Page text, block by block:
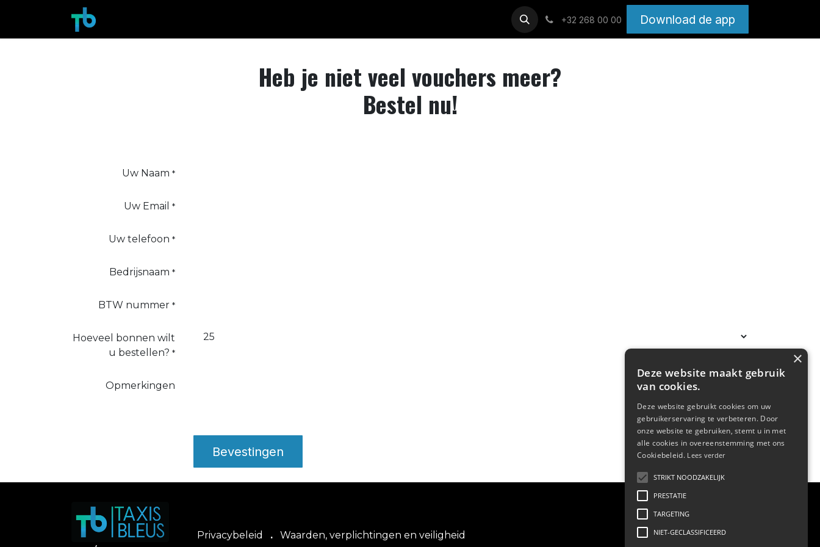
Overslaan naar inhoud
+32 268 00 00 Download de app
Heb je niet veel vouchers meer?
Bestel nu!
Uw Naam *
Uw Email *
Uw telefoon *
Bedrijsnaam *
BTW nummer *
Hoeveel bonnen wilt
u bestellen? *
Opmerkingen
Bevestingen
Privacybeleid . Waarden, verplichtingen en veiligheid
×
Deze website maakt gebruik
van cookies.
Deze website gebruikt cookies om uw
gebruikerservaring te verbeteren. Door
onze website te gebruiken, stemt u in met
alle cookies in overeenstemming met ons
Cookiebeleid. Lees verder
STRIKT NOODZAKELIJK
PRESTATIE
TARGETING
NIET-GECLASSIFICEERD